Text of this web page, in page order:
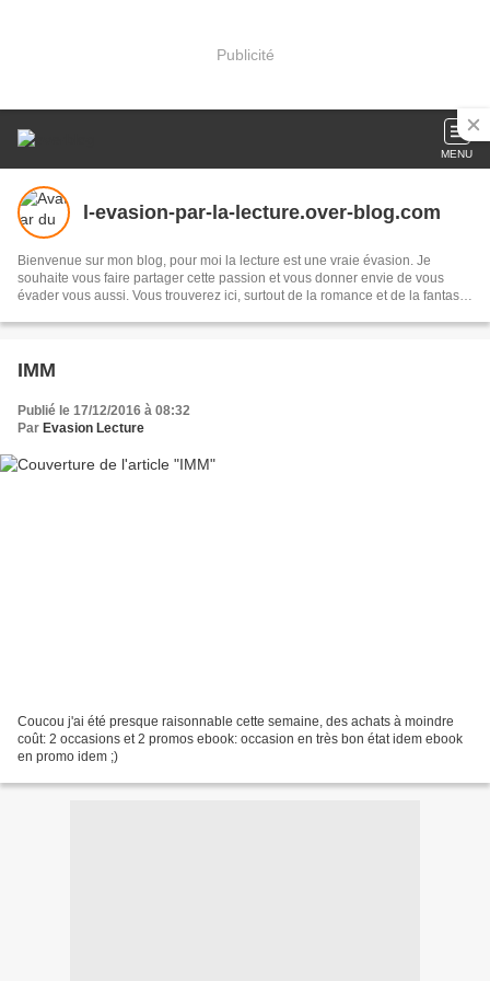
Publicité
MENU
l-evasion-par-la-lecture.over-blog.com
Bienvenue sur mon blog, pour moi la lecture est une vraie évasion. Je
souhaite vous faire partager cette passion et vous donner envie de vous
évader vous aussi. Vous trouverez ici, surtout de la romance et de la fantasy,
IMM
Publié le 17/12/2016 à 08:32
Par Evasion Lecture
Coucou j'ai été presque raisonnable cette semaine, des achats à moindre
coût: 2 occasions et 2 promos ebook: occasion en très bon état idem ebook
en promo idem ;)